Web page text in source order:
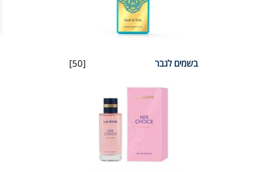
[50] בשמים לגבר